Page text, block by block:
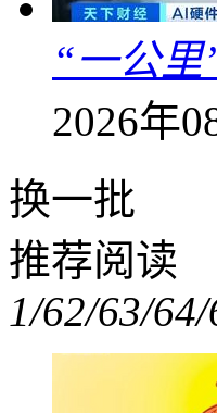
“一公
2026年
换一批
推荐阅读
1/62/63/64/